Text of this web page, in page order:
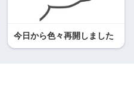
今日から色々再開しました